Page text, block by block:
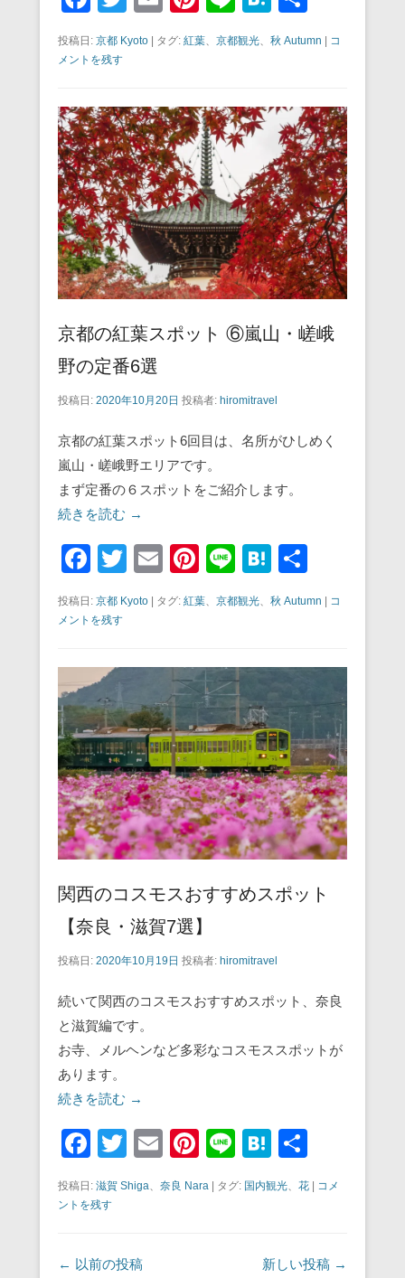
a
c
b
o
o
k
tt
m
ail
nt
er
st
n
e
at
e
a
投稿日: 京都 Kyoto | タグ: 紅葉 京都観光 秋 Autumn | コ
メントを残す
京都の紅葉スポット ⑥嵐山・嵯峨
野の定番6選
投稿日: 2020年10月20日 投稿者: hiromitravel
京都の紅葉スポット6回目は、名所がひしめく
嵐山・嵯峨野エリアです。
まず定番の６スポットをご紹介します。
続きを読む →
F
a
c
b
o
o
k
T
tt
E
m
ail
Pi
nt
er
st
Li
n
e
H
at
e
a
投稿日: 京都 Kyoto | タグ: 紅葉 京都観光 秋 Autumn | コ
メントを残す
関西のコスモスおすすめスポット
【奈良・滋賀7選】
投稿日: 2020年10月19日 投稿者: hiromitravel
続いて関西のコスモスおすすめスポット、奈良
と滋賀編です。
お寺、メルヘンなど多彩なコスモススポットが
あります。
続きを読む →
F
a
c
b
T
tt
E
m
ail
Pi
er
Li
n
e
H
at
e
a
投稿日: 滋賀 Shiga 奈良 Nara | タグ: 国内観光 花 | コメ
ントを残す
投稿ナビゲーション
← 以前の投稿 新しい投稿 →